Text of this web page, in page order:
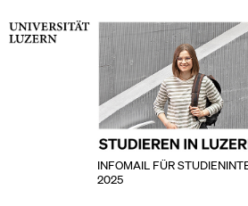
INFOMAIL FÜR
2025